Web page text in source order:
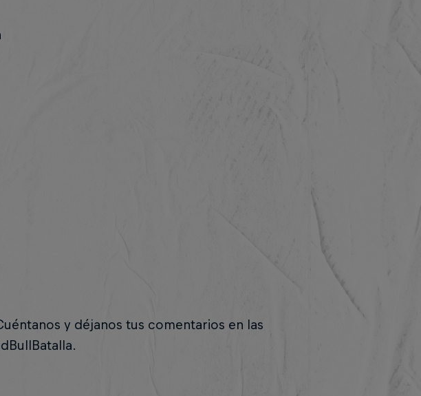
y déjanos tus comentarios en las